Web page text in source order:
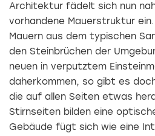
Architektur fädelt sich nun
vorhandene Mauer­struktur
Mauern aus dem typischen
den Steinbrüchen der
neuen in verputztem
daherkommen, so gibt es
die auf allen Seiten etwas
Stirnseiten bilden eine
Gebäude fügt sich wie eine